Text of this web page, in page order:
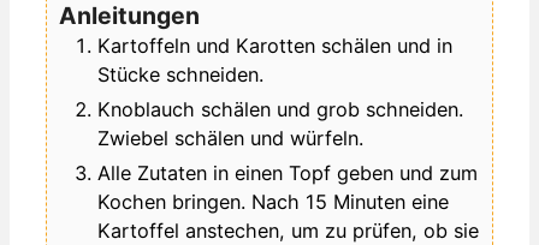
Anleitungen
Kartoffeln und Karotten schälen und in
Stücke schneiden.
Knoblauch schälen und grob schneiden.
Zwiebel schälen und würfeln.
Alle Zutaten in einen Topf geben und zum
Kochen bringen. Nach 15 Minuten eine
Kartoffel anstechen, um zu prüfen, ob sie